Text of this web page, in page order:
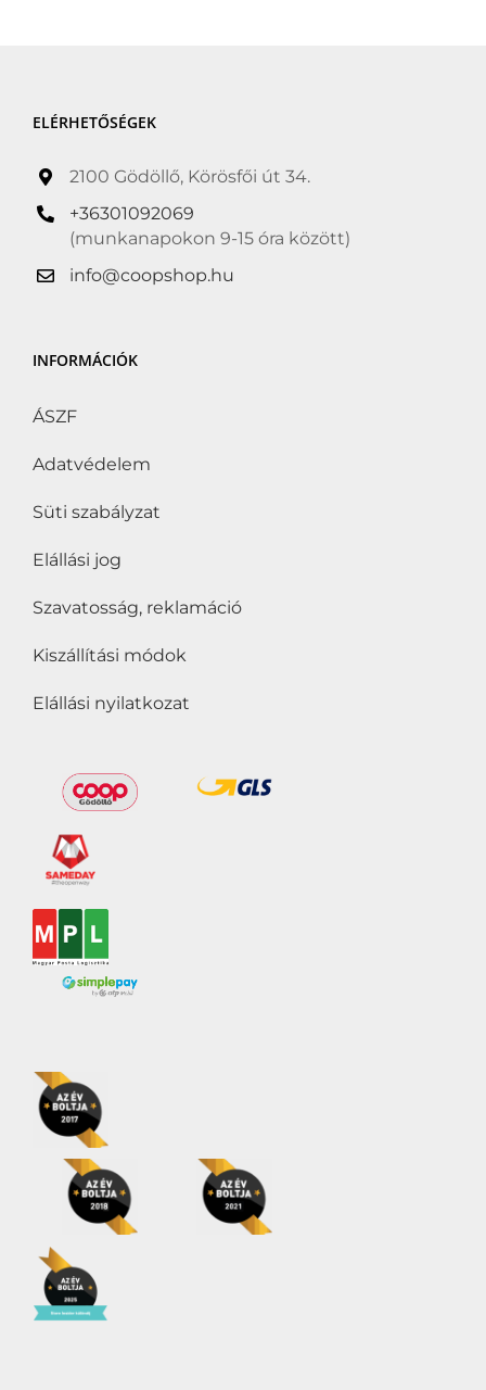
ELÉRHETŐSÉGEK
2100 Gödöllő, Körösfői út 34.
+36301092069
(munkanapokon 9-15 óra között)
info@coopshop.hu
INFORMÁCIÓK
ÁSZF
Adatvédelem
Süti szabályzat
Elállási jog
Szavatosság, reklamáció
Kiszállítási módok
Elállási nyilatkozat